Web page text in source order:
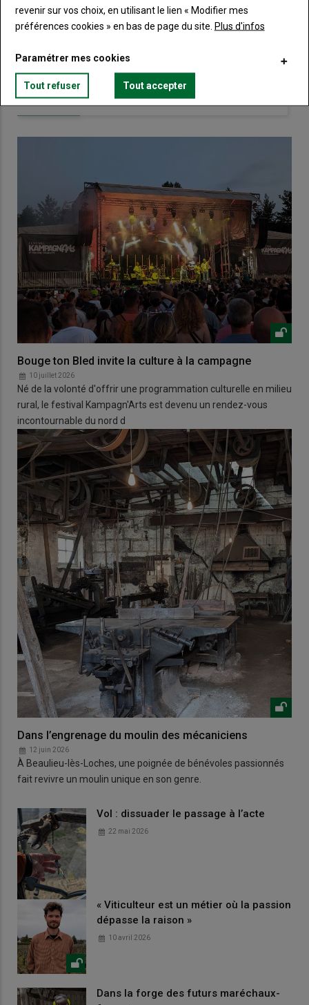
Touraine.
VOUS AIMEREZ AUSSI
Bouge ton Bled invite la culture à la campagne
10 juillet 2026
Né de la volonté d'offrir une programmation culturelle en milieu
rural, le festival Kampagn'Arts est devenu un rendez-vous
incontournable du nord d
Dans l’engrenage du moulin des mécaniciens
12 juin 2026
À Beaulieu-lès-Loches, une poignée de bénévoles passionnés
fait revivre un moulin unique en son genre.
Vol : dissuader le passage à l’acte
22 mai 2026
« Viticulteur est un métier où la passion
dépasse la raison »
10 avril 2026
Dans la forge des futurs maréchaux-
revenir sur vos choix, en utilisant le lien « Modifier mes
préférences cookies » en bas de page du site. Plus d'infos
Paramétrer mes cookies
Tout refuser Tout accepter